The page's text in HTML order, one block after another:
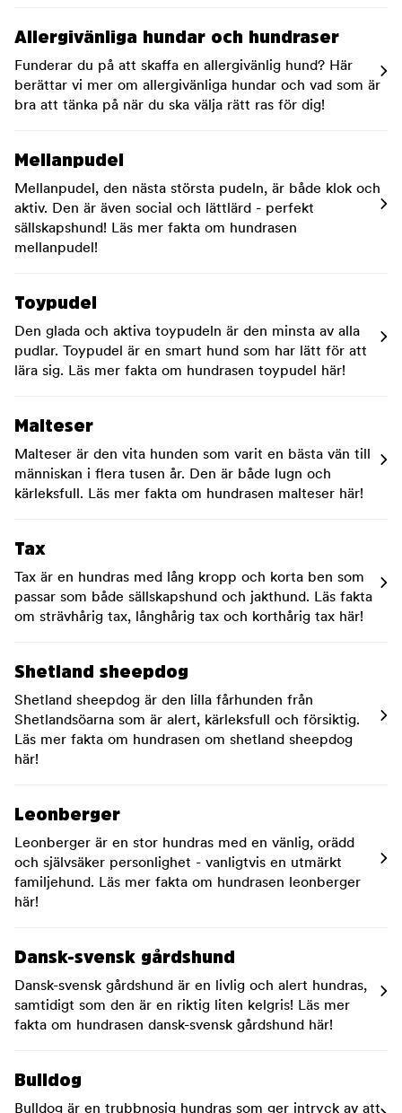
Allergivänliga hundar och hundraser
Funderar du på att skaffa en allergivänlig hund? Här
berättar vi mer om allergivänliga hundar och vad som är
bra att tänka på när du ska välja rätt ras för dig!
Mellanpudel
Mellanpudel, den nästa största pudeln, är både klok och
aktiv. Den är även social och lättlärd - perfekt
sällskapshund! Läs mer fakta om hundrasen
mellanpudel!
Toypudel
Den glada och aktiva toypudeln är den minsta av alla
pudlar. Toypudel är en smart hund som har lätt för att
lära sig. Läs mer fakta om hundrasen toypudel här!
Malteser
Malteser är den vita hunden som varit en bästa vän till
människan i flera tusen år. Den är både lugn och
kärleksfull. Läs mer fakta om hundrasen malteser här!
Tax
Tax är en hundras med lång kropp och korta ben som
passar som både sällskapshund och jakthund. Läs fakta
om strävhårig tax, långhårig tax och korthårig tax här!
Shetland sheepdog
Shetland sheepdog är den lilla fårhunden från
Shetlandsöarna som är alert, kärleksfull och försiktig.
Läs mer fakta om hundrasen om shetland sheepdog
här!
Leonberger
Leonberger är en stor hundras med en vänlig, orädd
och självsäker personlighet - vanligtvis en utmärkt
familjehund. Läs mer fakta om hundrasen leonberger
här!
Dansk-svensk gårdshund
Dansk-svensk gårdshund är en livlig och alert hundras,
samtidigt som den är en riktig liten kelgris! Läs mer
fakta om hundrasen dansk-svensk gårdshund här!
Bulldog
Bulldog är en trubbnosig hundras som ger intryck av att